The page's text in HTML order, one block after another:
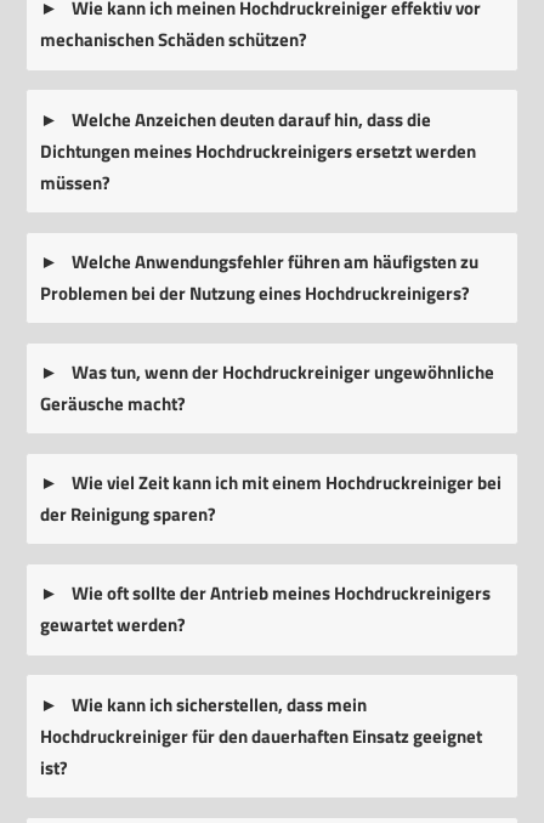
Wie kann ich meinen Hochdruckreiniger effektiv vor
mechanischen Schäden schützen?
Welche Anzeichen deuten darauf hin, dass die
Dichtungen meines Hochdruckreinigers ersetzt werden
müssen?
Welche Anwendungsfehler führen am häufigsten zu
Problemen bei der Nutzung eines Hochdruckreinigers?
Was tun, wenn der Hochdruckreiniger ungewöhnliche
Geräusche macht?
Wie viel Zeit kann ich mit einem Hochdruckreiniger bei
der Reinigung sparen?
Wie oft sollte der Antrieb meines Hochdruckreinigers
gewartet werden?
Wie kann ich sicherstellen, dass mein
Hochdruckreiniger für den dauerhaften Einsatz geeignet
ist?